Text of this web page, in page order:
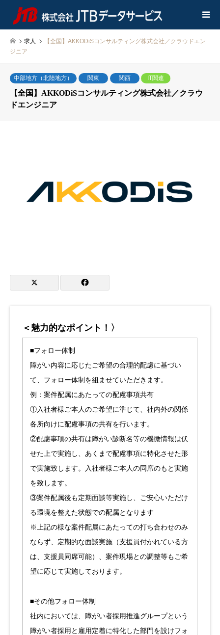
求人
【全国】AKKODiSコンサルティング株式会社／クラウドエン
ジニア
中部地方（北陸地方） 関東 関西 IT関連
【全国】AKKODiSコンサルティング株式会社／クラウ
ドエンジニア
＜魅力的なポイント！〉
■フォロー体制
障がい内容に応じたご希望の合理的配慮に基づい
て、フォロー体制を組ませていただきます。
例：案件配属にあたっての配慮事項共有
①入社者様ご本人のご希望に準じて、社内外の関係
各所向けに配慮事項の共有を行います。
②配慮事項の共有は障がい診断名等の機微情報は伏
せた上で実施し、あくまで配慮事項に特化させた形
で実施致します。入社者様ご本人の同席のもと実施
を致します。
③案件配属後も定期面談等実施し、ご安心いただけ
る環境を整えた状態での配属となります
※上記の様な案件配属にあたっての打ち合わせのみ
ならず、定期的な面談実施（支援員付かれている方
は、支援員同席可能）、案件現場との調整等もご希
望に応じて実施しております。
■その他フォロー体制
社内においては、障がい者採用推進グループという
障がい者採用と雇用定着に特化した部門を設けフォ